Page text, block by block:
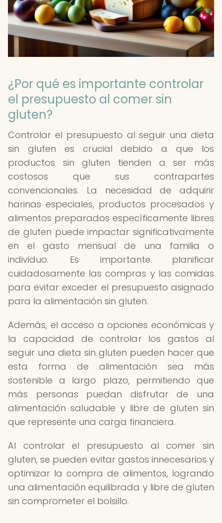
¿Por qué es importante controlar
el presupuesto al comer sin
gluten?
Controlar el presupuesto al seguir una dieta
sin gluten es crucial debido a que los
productos sin gluten tienden a ser más
costosos que sus contrapartes
convencionales. La necesidad de adquirir
harinas especiales, productos procesados ​​y
alimentos preparados específicamente libres
de gluten puede impactar significativamente
en el gasto mensual de una familia o
individuo. Es importante planificar
cuidadosamente las compras y las comidas
para evitar exceder el presupuesto asignado
para la alimentación sin gluten.
Además, el acceso a opciones económicas y
la capacidad de controlar los gastos al
seguir una dieta sin gluten pueden hacer que
esta forma de alimentación sea más
sostenible a largo plazo, permitiendo que
más personas puedan disfrutar de una
alimentación saludable y libre de gluten sin
que represente una carga financiera.
Al controlar el presupuesto al comer sin
gluten, se pueden evitar gastos innecesarios y
optimizar la compra de alimentos, logrando
una alimentación equilibrada y libre de gluten
sin comprometer el bolsillo.